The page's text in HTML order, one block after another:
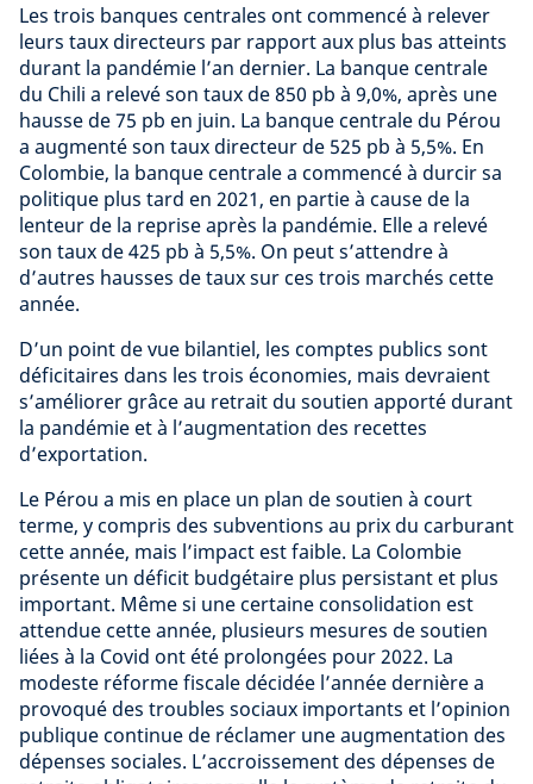
Les trois banques centrales ont commencé à relever
leurs taux directeurs par rapport aux plus bas atteints
durant la pandémie l’an dernier. La banque centrale
du Chili a relevé son taux de 850 pb à 9,0%, après une
hausse de 75 pb en juin. La banque centrale du Pérou
a augmenté son taux directeur de 525 pb à 5,5%. En
Colombie, la banque centrale a commencé à durcir sa
politique plus tard en 2021, en partie à cause de la
lenteur de la reprise après la pandémie. Elle a relevé
son taux de 425 pb à 5,5%. On peut s’attendre à
d’autres hausses de taux sur ces trois marchés cette
année.
D’un point de vue bilantiel, les comptes publics sont
déficitaires dans les trois économies, mais devraient
s’améliorer grâce au retrait du soutien apporté durant
la pandémie et à l’augmentation des recettes
d’exportation.
Le Pérou a mis en place un plan de soutien à court
terme, y compris des subventions au prix du carburant
cette année, mais l’impact est faible. La Colombie
présente un déficit budgétaire plus persistant et plus
important. Même si une certaine consolidation est
attendue cette année, plusieurs mesures de soutien
liées à la Covid ont été prolongées pour 2022. La
modeste réforme fiscale décidée l’année dernière a
provoqué des troubles sociaux importants et l’opinion
publique continue de réclamer une augmentation des
dépenses sociales. L’accroissement des dépenses de